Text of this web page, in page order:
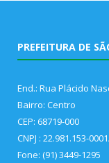
PREFEITURA DE
End.: Rua Plácido
Bairro: Centro
CEP: 68719-000
CNPJ : 22.981.153-
Fone: (91) 3449-1295